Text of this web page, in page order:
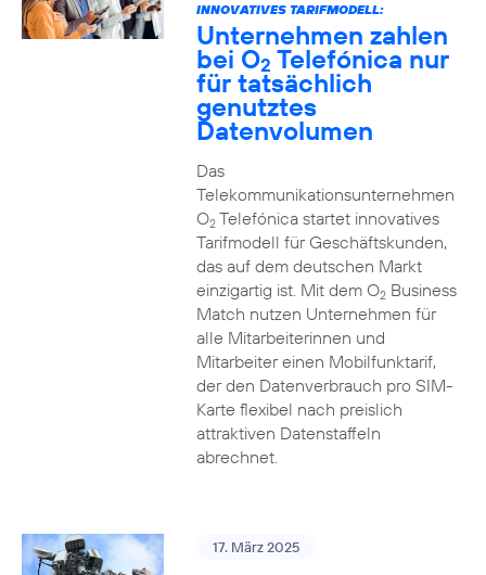
INNOVATIVES TARIFMODELL:
Unternehmen zahlen
bei O2 Telefónica nur
für tatsächlich
genutztes
Datenvolumen
Das
Telekommunikationsunternehmen
O2Telefónica startet innovatives
Tarifmodell für Geschäftskunden,
das auf dem deutschen Markt
einzigartig ist. Mit dem O2Business
Match nutzen Unternehmen für
alle Mitarbeiterinnen und
Mitarbeiter einen Mobilfunktarif,
der den Datenverbrauch pro SIM-
Karte flexibel nach preislich
attraktiven Datenstaffeln
abrechnet.
17. März 2025